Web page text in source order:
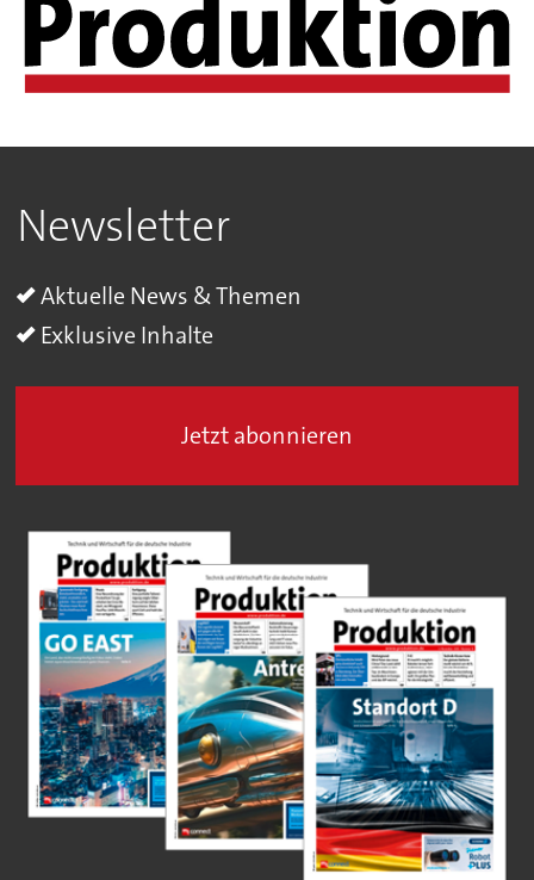
Newsletter
Aktuelle News & Themen
Exklusive Inhalte
Jetzt abonnieren